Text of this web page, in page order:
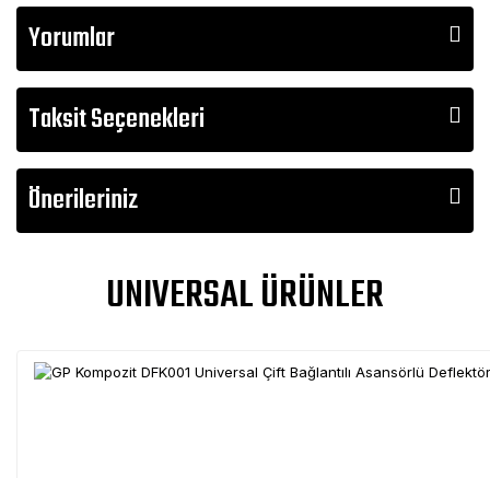
Yorumlar
Taksit Seçenekleri
Önerileriniz
UNIVERSAL ÜRÜNLER